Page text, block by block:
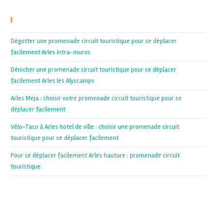
Dégotter une promenade circuit touristique pour se déplacer
facilement Arles intra-muros
Dénicher une promenade circuit touristique pour se déplacer
facilement Arles les Alyscamps
Arles Meja : choisir votre promenade circuit touristique pour se
déplacer facilement
Vélo-Taco à Arles hotel de ville : choisir une promenade circuit
touristique pour se déplacer facilement
Pour se déplacer facilement Arles hauture : promenade circuit
touristique